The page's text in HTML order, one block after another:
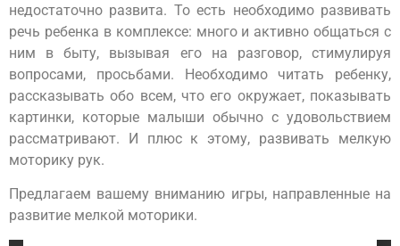
недостаточно развита. То есть необходимо развивать
речь ребенка в комплексе: много и активно общаться с
ним в быту, вызывая его на разговор, стимулируя
вопросами, просьбами. Необходимо читать ребенку,
рассказывать обо всем, что его окружает, показывать
картинки, которые малыши обычно с удовольствием
рассматривают. И плюс к этому, развивать мелкую
моторику рук.
Предлагаем вашему вниманию игры, направленные на
развитие мелкой моторики.